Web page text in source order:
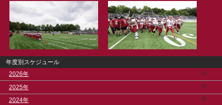
年度別スケジュール
2026年
>
2025年 >
2024年 >